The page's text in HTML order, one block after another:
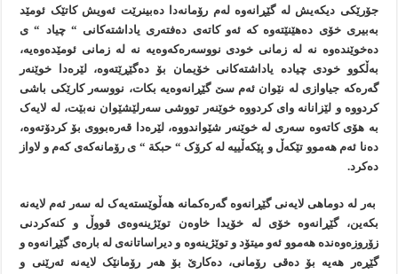
جۆرێکی ديکەيش لە گێڕانەوە لەم رۆمانەدا دەبينرێت ئەويش کاتێک ئومێد
بەبيری خۆی دەهێنێتەوە کە ئەو کاتەی دەفتەری ياداشتەکانی “ چياد “ ی
دەخوێندەوە نە لە زمانی خودی نووسەرەکەوەيە نە لە زمانی ئومێدەوەيە،
بەڵکوو خودی چيادە ياداشتەکانی خۆيمان بۆ دەگێڕێتەوە، لێرەدا خوێنەر
گەرەکە جياوازی لە نێوان ئەم سێ گێڕانەوەيە بکات، نووسەر کارێکی باشی
کردووە و لێزانانە وای کردووە خوێنەر تووشی سەرلێشێوان نەبێت، لە لايەک
بە هۆی کاتەوە سەری لە خوێنەر شێواندووە، لێرەدا قەرەبووی بۆ کردۆتەوە،
دەنا ئەم هەموو تێکەڵ و پێکەڵييە لە کرۆک “ حبکة “ ی رۆمانەکەی کەم و لاواز
دەکرد.
بەر لە دوماهی لايەنی گێڕانەوە گەرەکمانە هەڵوێستەيەک لە سەر ئەم لايەنە
بکەين، گێڕانەوە خۆی لە خۆيدا خاوەن توێژينەوەی قووڵ و کنەکردنی
زۆروزەوەندە هەموو ئەو ميتۆد و توێژينەوە و ديراساتانەی لە بارەی گێڕانەوە و
گێڕەر هەيە بۆ دەقی رۆمانی، دەکارێ بۆ هەر رۆمانێک لايەنە ئەرێنی و